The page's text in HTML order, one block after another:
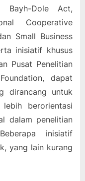
Bayh-Dole Act,
Cooperative
Small Business
inisiatif khusus
Pusat Penelitian
dapat
dirancang untuk
berorientasi
dalam penelitian
inisiatif
yang lain kurang